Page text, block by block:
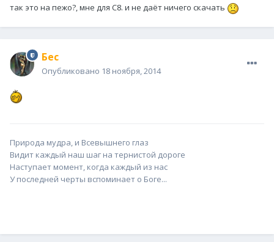
так это на пежо?, мне для С8. и не даёт ничего скачать
Бес
Опубликовано 18 ноября, 2014
Природа мудра, и Всевышнего глаз
Видит каждый наш шаг на тернистой дороге
Наступает момент, когда каждый из нас
У последней черты вспоминает о Боге...